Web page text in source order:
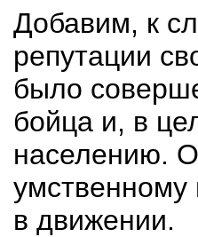
Добавим, к
репутации
было
бойца и, в
населению.
умственному
в движении.